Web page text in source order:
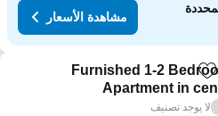
مشاهدة الأسعار
Add to favorites
Furnished 1-2
Apartment in
Quatre
الأسعار
لا يوجد تصنيف